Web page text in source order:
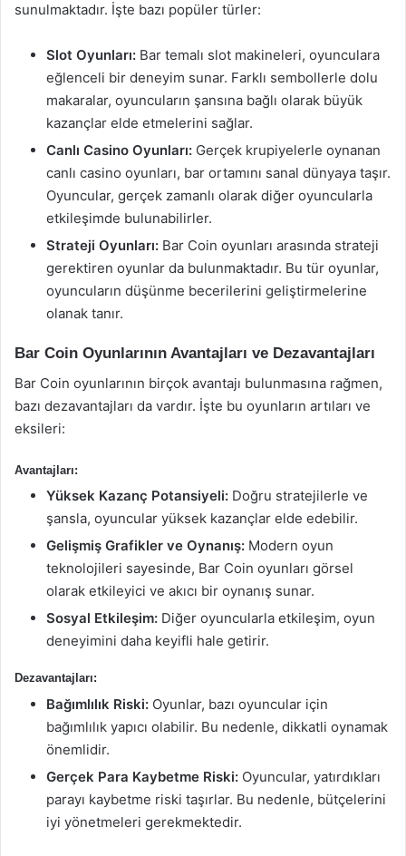
sunulmaktadır. İşte bazı popüler türler:
Slot Oyunları: Bar temalı slot makineleri, oyunculara
eğlenceli bir deneyim sunar. Farklı sembollerle dolu
makaralar, oyuncuların şansına bağlı olarak büyük
kazançlar elde etmelerini sağlar.
Canlı Casino Oyunları: Gerçek krupiyelerle oynanan
canlı casino oyunları, bar ortamını sanal dünyaya taşır.
Oyuncular, gerçek zamanlı olarak diğer oyuncularla
etkileşimde bulunabilirler.
Strateji Oyunları: Bar Coin oyunları arasında strateji
gerektiren oyunlar da bulunmaktadır. Bu tür oyunlar,
oyuncuların düşünme becerilerini geliştirmelerine
olanak tanır.
Bar Coin Oyunlarının Avantajları ve Dezavantajları
Bar Coin oyunlarının birçok avantajı bulunmasına rağmen,
bazı dezavantajları da vardır. İşte bu oyunların artıları ve
eksileri:
Avantajları:
Yüksek Kazanç Potansiyeli: Doğru stratejilerle ve
şansla, oyuncular yüksek kazançlar elde edebilir.
Gelişmiş Grafikler ve Oynanış: Modern oyun
teknolojileri sayesinde, Bar Coin oyunları görsel
olarak etkileyici ve akıcı bir oynanış sunar.
Sosyal Etkileşim: Diğer oyuncularla etkileşim, oyun
deneyimini daha keyifli hale getirir.
Dezavantajları:
Bağımlılık Riski: Oyunlar, bazı oyuncular için
bağımlılık yapıcı olabilir. Bu nedenle, dikkatli oynamak
önemlidir.
Gerçek Para Kaybetme Riski: Oyuncular, yatırdıkları
parayı kaybetme riski taşırlar. Bu nedenle, bütçelerini
iyi yönetmeleri gerekmektedir.